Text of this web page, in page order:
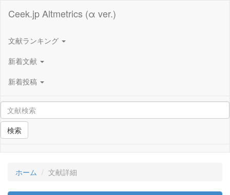
Ceek.jp Altmetrics (α ver.)
文献ランキング
新着文献
新着投稿
検索
ホーム 文献詳細